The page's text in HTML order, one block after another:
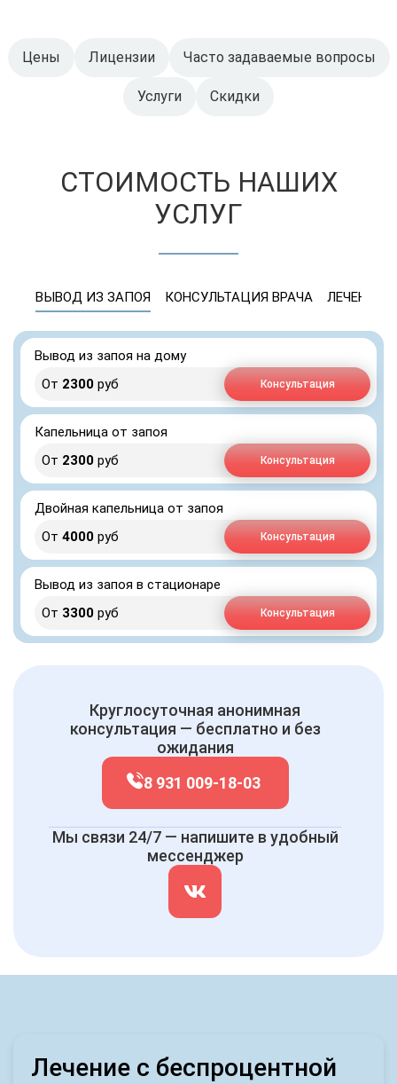
Цены Лицензии Часто задаваемые вопросы
Услуги Скидки
СТОИМОСТЬ НАШИХ
УСЛУГ
ВЫВОД ИЗ ЗАПОЯ КОНСУЛЬТАЦИЯ ВРАЧА ЛЕЧЕНИЕ
Вывод из запоя на дому
От 2300 руб Консультация
Капельница от запоя
От 2300 руб Консультация
Двойная капельница от запоя
От 4000 руб Консультация
Вывод из запоя в стационаре
От 3300 руб Консультация
Круглосуточная анонимная
консультация — бесплатно и без
ожидания
8 931 009-18-03
Мы связи 24/7 — напишите в удобный
мессенджер
Лечение с беспроцентной